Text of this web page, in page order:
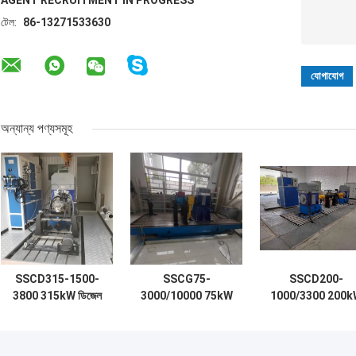
টেল:
86-13271533630
অন্যান্য পণ্যসমূহ
SSCD315-1500-
3800 315kW ডিজেল
SSCG75-
3000/10000 75kW
SSCD200-
1000/3300